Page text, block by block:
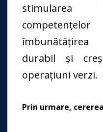
stimularea
durabil și
operațiuni verzi.
Prin urmare,